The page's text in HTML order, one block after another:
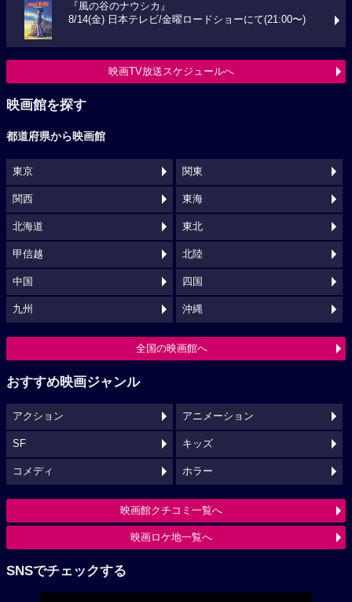
『風の谷のナウシカ』
8/14(金) 日本テレビ/金曜ロードショーにて(21:00〜)
映画TV放送スケジュールへ
映画館を探す
都道府県から映画館
東京 関東
関西 東海
北海道 東北
甲信越 北陸
中国 四国
九州 沖縄
全国の映画館へ
おすすめ映画ジャンル
アクション アニメーション
SF キッズ
コメディ ホラー
映画館クチコミ一覧へ
映画ロケ地一覧へ
SNSでチェックする